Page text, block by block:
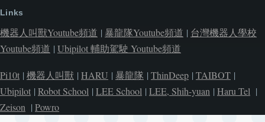
Links
機器人叫獸Youtube頻道 | 暴龍隊Youtube頻道 | 台灣機器人學校
Youtube頻道 | Ubipilot 輔助駕駛 Youtube頻道
Pi10t | 機器人叫獸 | HARU | 暴龍隊 | ThinDeep | TAIBOT |
Ubipilot | Robot School | LEE School | LEE, Shih-yuan | Haru Tel |
Zeison | Powro